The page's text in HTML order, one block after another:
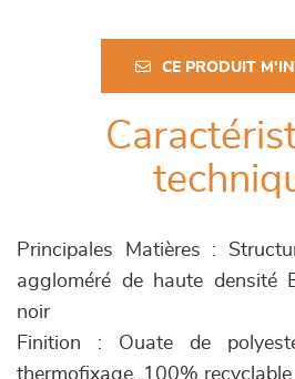
CE PRODUIT
Principales Matières :
aggloméré de haute densité
noir
Finition : Ouate de
thermofixage, 100% recyclable